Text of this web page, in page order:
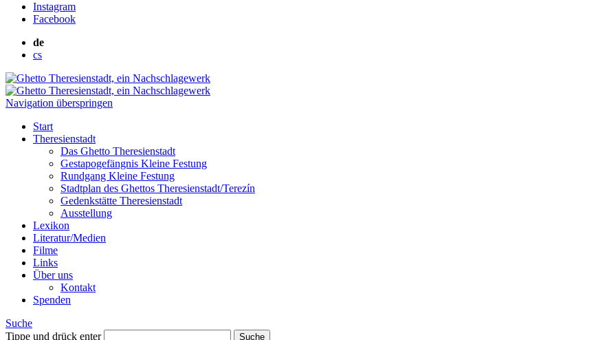
Instagram
Facebook
de
cs
Navigation überspringen
Start
Theresienstadt
Das Ghetto Theresienstadt
Gestapogefängnis Kleine Festung
Rundgang Kleine Festung
Stadtplan des Ghettos Theresienstadt/Terezín
Gedenkstätte Theresienstadt
Ausstellung
Lexikon
Literatur/Medien
Filme
Links
Über uns
Kontakt
Spenden
Suche
Tippe und drück enter
Suche